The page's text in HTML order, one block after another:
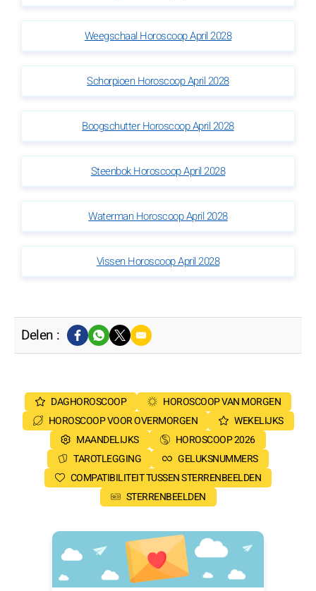
Weegschaal Horoscoop April 2028
Schorpioen Horoscoop April 2028
Boogschutter Horoscoop April 2028
Steenbok Horoscoop April 2028
Waterman Horoscoop April 2028
Vissen Horoscoop April 2028
Delen :
DAGHOROSCOOP
HOROSCOOP VAN MORGEN
HOROSCOOP VOOR OVERMORGEN
WEKELIJKS
MAANDELIJKS
HOROSCOOP 2026
TAROTLEGGING
GELUKSNUMMERS
COMPATIBILITEIT TUSSEN STERRENBEELDEN
STERRENBEELDEN